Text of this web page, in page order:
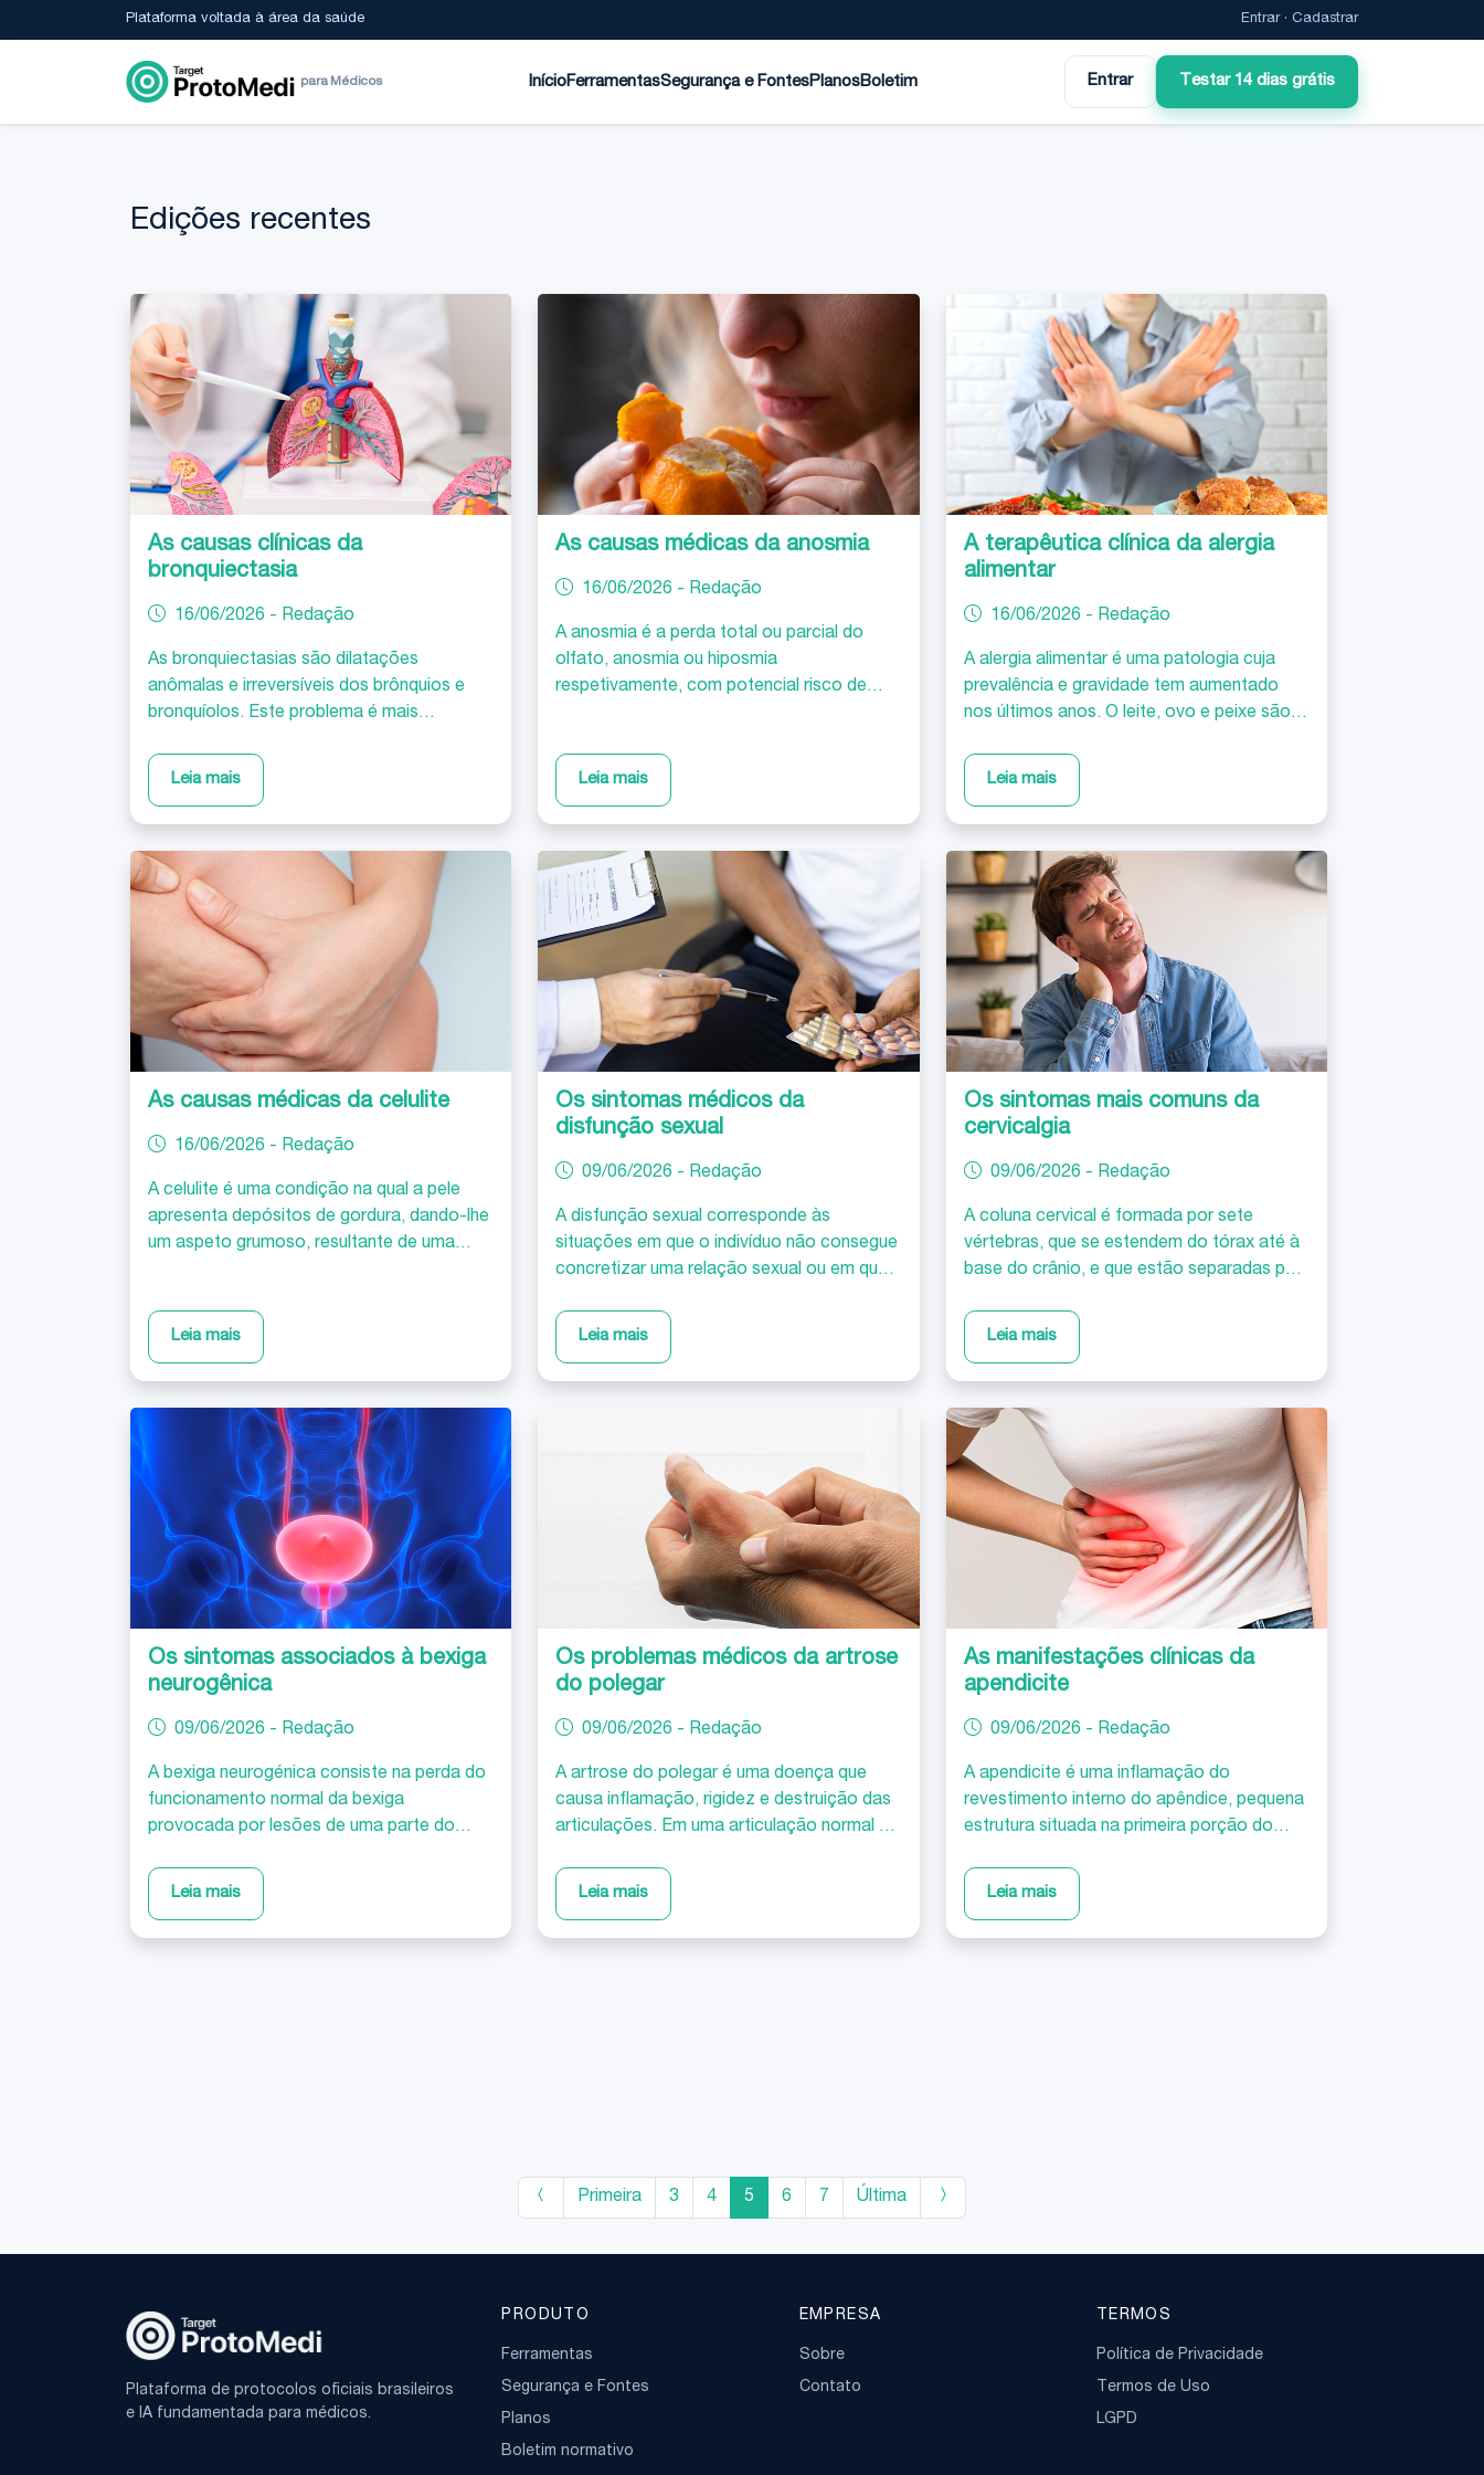
Plataforma voltada à área da saúde Entrar· Cadastrar
para Médicos InícioFerramentasSegurança e FontesPlanosBoletim Entrar Testar 14 dias grátis
Edições recentes
As causas clínicas da
bronquiectasia
16/06/2026 - Redação
As bronquiectasias são dilatações
anômalas e irreversíveis dos brônquios e
bronquíolos. Este problema é mais
causa exata possa nem sempre ser
identificada, existem duas condições que
infância e os doentes imunodeprimidos.
Leia mais
As causas médicas da anosmia
16/06/2026 - Redação
A anosmia é a perda total ou parcial do
olfato, anosmia ou hiposmia
respetivamente, com potencial risco de
gás, o cheiro a fumo ou a queimado, além
da falta de noção do odor a comida
Leia mais
A terapêutica clínica da alergia
alimentar
16/06/2026 - Redação
A alergia alimentar é uma patologia cuja
prevalência e gravidade tem aumentado
nos últimos anos. O leite, ovo e peixe são
envolvidos; com menor frequência surgem
o trigo, amendoim, frutos secos, mariscos
aparecimento de sintomas poucos minutos
após a sua ingestão.
Leia mais
As causas médicas da celulite
16/06/2026 - Redação
A celulite é uma condição na qual a pele
apresenta depósitos de gordura, dando-lhe
um aspeto grumoso, resultante de uma
celulite infeciosa, que corresponde a uma
infeção bacteriana grave da pele e
afetada que se tendem a espalhar
rapidamente.
Leia mais
Os sintomas médicos da
disfunção sexual
09/06/2026 - Redação
A disfunção sexual corresponde às
situações em que o indivíduo não consegue
concretizar uma relação sexual ou em que
seu companheiro. Pode caracterizar-se por
uma alteração no desejo, na presença ou
sobreposição de qualquer uma destas
situações. Estes casos pode associar-se a
mal-estar e interferir com diversos aspetos
da vida pessoal, familiar e profissional.
Leia mais
Os sintomas mais comuns da
cervicalgia
09/06/2026 - Redação
A coluna cervical é formada por sete
vértebras, que se estendem do tórax até à
base do crânio, e que estão separadas por
é distribuir o peso e permitir o movimento.
Por esta razão os discos têm um papel em
suporta o peso da cabeça. Estando menos
protegido do que o resto da coluna, o
pescoço é vulnerável a diversos tipos de
lesões que causam dor e limitação de
movimentos. Na maioria dos casos, as
dores cervicais são temporárias. Contudo,
em alguns casos impõe-se um tratamento
Leia mais
Os sintomas associados à bexiga
neurogênica
09/06/2026 - Redação
A bexiga neurogénica consiste na perda do
funcionamento normal da bexiga
provocada por lesões de uma parte do
pode ter origem numa doença, num trauma
ou num defeito de nascença que afecte o
Leia mais
Os problemas médicos da artrose
do polegar
09/06/2026 - Redação
A artrose do polegar é uma doença que
causa inflamação, rigidez e destruição das
articulações. Em uma articulação normal a
permitindo-lhes moverem-se suavemente e
sem dor. A articulação da base do polegar
Leia mais
As manifestações clínicas da
apendicite
09/06/2026 - Redação
A apendicite é uma inflamação do
revestimento interno do apêndice, pequena
estrutura situada na primeira porção do
abdómen. É um processo relativamente
comum que se faz acompanhar de
Leia mais
Primeira 3 4 5 6 7 Última
Plataforma de protocolos oficiais brasileiros
e IA fundamentada para médicos.
PRODUTO
Ferramentas
Segurança e Fontes
Planos
Boletim normativo
EMPRESA
Sobre
Contato
TERMOS
Política de Privacidade
Termos de Uso
LGPD